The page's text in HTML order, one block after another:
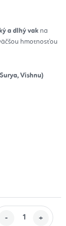
a dlhý vak na
hmotnosťou
Vishnu)